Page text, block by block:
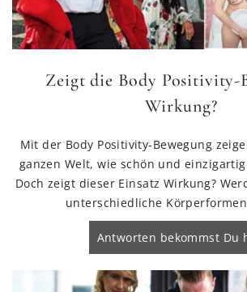
Zeigt die Body Positivity-
Wirkung?
Mit der Body Positivity-Bewegung
ganzen Welt, wie schön und
Doch zeigt dieser Einsatz Wirkung?
unterschiedliche
Antworten bekommst Du